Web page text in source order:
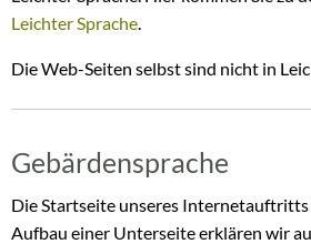
Leichter Sprache.
Die Web-Seiten selbst sind nicht in
Gebärdensprache
Die Startseite unseres
Aufbau einer Unterseite erklären wir